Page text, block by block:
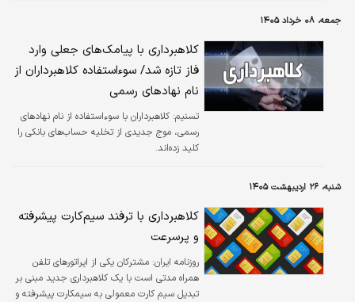
جمعه، ۰۸ خرداد ۱۴۰۵
کلاهبرداری با پیامک‌های جعلی وارد
فاز تازه شد/ سوءاستفاده کلاهبرداران از
نام نهادهای رسمی
تسنیم: کلاهبرداران با سوءاستفاده از نام نهادهای
رسمی، موج جدیدی از تخلیه حساب‌های بانکی را
کلید زده‌اند.
شنبه، ۲۶ اردیبهشت ۱۴۰۵
کلاهبرداری با ترفند سیم‌کارت پیشرفته
و پرسرعت
روزنامه ایران: مشترکان یکی از اپراتورهای تلفن
همراه مدتی است با یک کلاهبرداری جدید مبنی بر
تبدیل سیم کارت معمولی به سیمکارت پیشرفته و